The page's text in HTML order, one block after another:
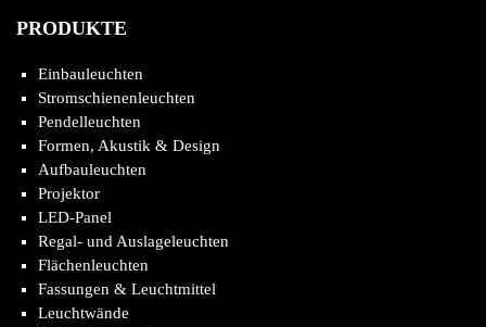
PRODUKTE
Einbauleuchten
Stromschienenleuchten
Pendelleuchten
Formen, Akustik & Design
Aufbauleuchten
Projektor
LED-Panel
Regal- und Auslageleuchten
Flächenleuchten
Fassungen & Leuchtmittel
Leuchtwände